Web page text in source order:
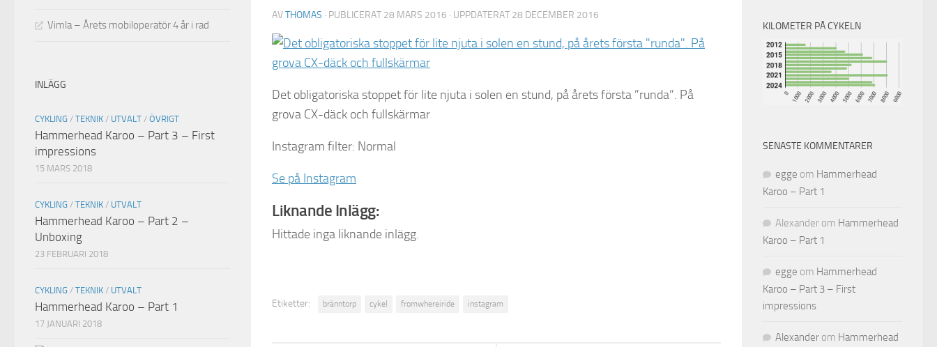
AVTHOMAS · PUBLICERAT 28 MARS 2016 · UPPDATERAT 28 DECEMBER 2016
Det obligatoriska stoppet för lite njuta i solen en stund, på årets första ”runda”. På
grova CX-däck och fullskärmar
Instagram filter: Normal
Se på Instagram
Liknande Inlägg:
Hittade inga liknande inlägg.
Etiketter: bränntorp cykel fromwhereiride instagram
Vimla – Årets mobiloperatör 4 år i rad
INLÄGG
CYKLING / TEKNIK / UTVALT / ÖVRIGT
Hammerhead Karoo – Part 3 – First
impressions
15 MARS 2018
CYKLING / TEKNIK / UTVALT
Hammerhead Karoo – Part 2 –
Unboxing
23 FEBRUARI 2018
CYKLING / TEKNIK / UTVALT
Hammerhead Karoo – Part 1
17 JANUARI 2018
KILOMETER PÅ CYKELN
SENASTE KOMMENTARER
egge om Hammerhead
Karoo – Part 1
Alexander om Hammerhead
Karoo – Part 1
egge om Hammerhead
Karoo – Part 3 – First
impressions
Alexander om Hammerhead